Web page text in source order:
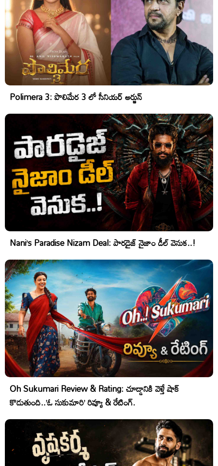
Polimera 3: పొలిమేర 3 లో సీనియర్ అర్జున్
Nani’s Paradise Nizam Deal: పారడైజ్ నైజాం డీల్ వెనుక..!
Oh Sukumari Review & Rating: చూడ్డానికి వెళ్తే షాక్
కొడుతుంది..’ఓ సుకుమారి’ రివ్యూ & రేటింగ్.